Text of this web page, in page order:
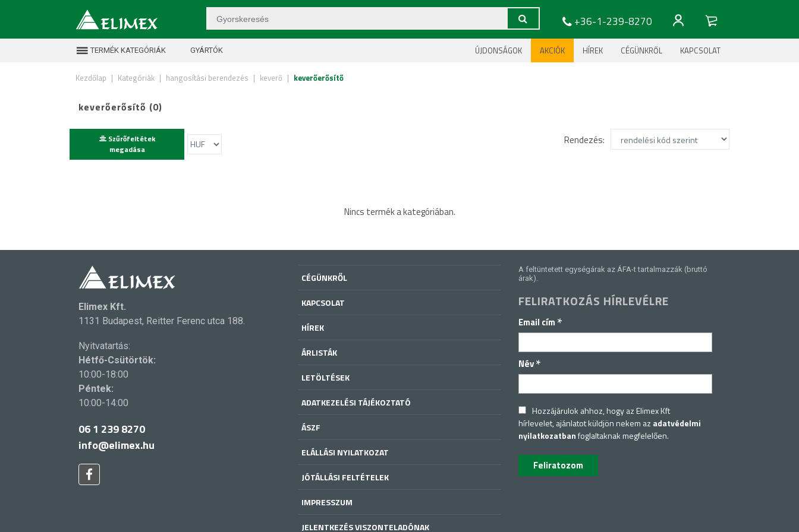
+36-1-239-8270
TERMÉK KATEGÓRIÁK GYÁRTÓK KAPCSOLAT
CÉGÜNKRŐL
HÍREK
AKCIÓK
ÚJDONSÁGOK
Kezdőlap | Kategóriák | hangosítási berendezés | keverő | keverőerősítő
keverőerősítő (0)
Szűrőfeltétek
megadása
Rendezés:
Nincs termék a kategóriában.
Elimex Kft.
1131 Budapest, Reitter Ferenc utca 188.
Nyitvatartás:
Hétfő-Csütörtök:
10:00-18:00
Péntek:
10:00-14:00
06 1 239 8270
info@elimex.hu
CÉGÜNKRŐL
KAPCSOLAT
HÍREK
ÁRLISTÁK
LETÖLTÉSEK
ADATKEZELÉSI TÁJÉKOZTATÓ
ÁSZF
ELÁLLÁSI NYILATKOZAT
JÓTÁLLÁSI FELTÉTELEK
IMPRESSZUM
JELENTKEZÉS VISZONTELADÓNAK
A feltüntetett egységárak az ÁFA-t tartalmazzák (bruttó
árak).
FELIRATKOZÁS HÍRLEVÉLRE
Email cím *
Név*
Hozzájárulok ahhoz, hogy az Elimex Kft
hírlevelet, ajánlatot küldjön nekem az adatvédelmi
nyilatkozatbanfoglaltaknak megfelelően.